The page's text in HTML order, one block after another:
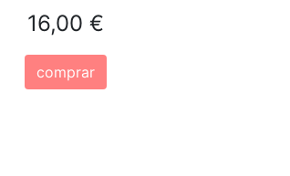
16,00 €
comprar